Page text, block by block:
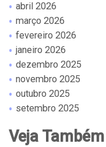
abril 2026
março 2026
fevereiro 2026
janeiro 2026
dezembro 2025
novembro 2025
outubro 2025
setembro 2025
Veja Também